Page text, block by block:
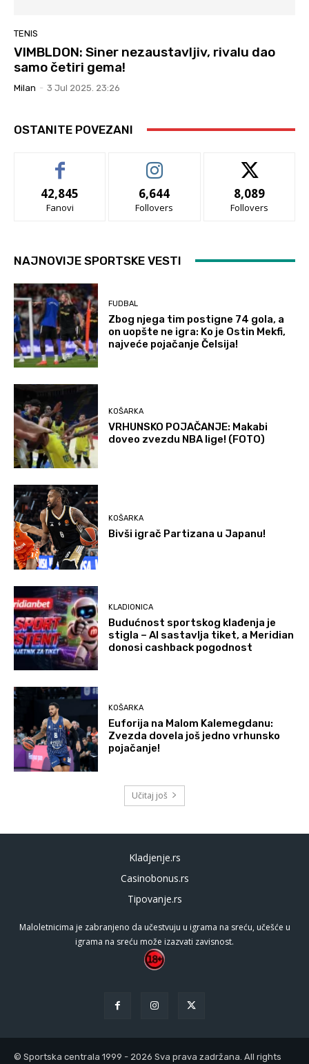
TENIS
VIMBLDON: Siner nezaustavljiv, rivalu dao
samo četiri gema!
Milan - 3 Jul 2025. 23:26
OSTANITE POVEZANI
42,845
Fanovi
6,644
Follovers
8,089
Follovers
NAJNOVIJE SPORTSKE VESTI
FUDBAL
Zbog njega tim postigne 74 gola, a
on uopšte ne igra: Ko je Ostin Mekfi,
najveće pojačanje Čelsija!
KOŠARKA
VRHUNSKO POJAČANJE: Makabi
doveo zvezdu NBA lige! (FOTO)
KOŠARKA
Bivši igrač Partizana u Japanu!
KLADIONICA
Budućnost sportskog klađenja je
stigla – AI sastavlja tiket, a Meridian
donosi cashback pogodnost
KOŠARKA
Euforija na Malom Kalemegdanu:
Zvezda dovela još jedno vrhunsko
pojačanje!
Učitaj još
Kladjenje.rs
Casinobonus.rs
Tipovanje.rs
Maloletnicima je zabranjeno da učestvuju u igrama na sreću, učešće u
igrama na sreću može izazvati zavisnost.
© Sportska centrala 1999 - 2026 Sva prava zadržana. All rights